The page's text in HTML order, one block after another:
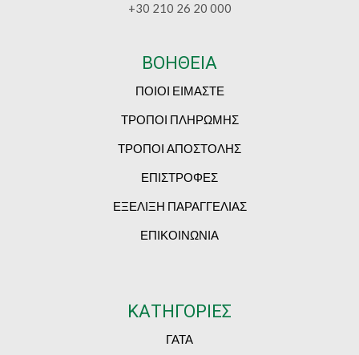
+30 210 26 20 000
ΒΟΗΘΕΙΑ
ΠΟΙΟΙ ΕΙΜΑΣΤΕ
ΤΡΟΠΟΙ ΠΛΗΡΩΜΗΣ
ΤΡΟΠΟΙ ΑΠΟΣΤΟΛΗΣ
ΕΠΙΣΤΡΟΦΕΣ
ΕΞΕΛΙΞΗ ΠΑΡΑΓΓΕΛΙΑΣ
ΕΠΙΚΟΙΝΩΝΙΑ
ΚΑΤΗΓΟΡΙΕΣ
ΓΑΤΑ